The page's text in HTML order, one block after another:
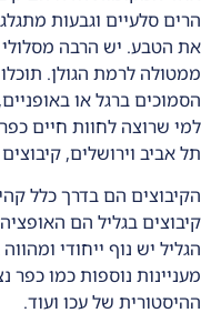
הרים סלעיים וגבעות
את הטבע. יש הרבה
ממטולה לרמת הגולן.
הסמוכים ברגל או
למי שרוצה לחוות חיים
תל אביב וירושלים,
הקיבוצים הם בדרך כלל
קיבוצים בגליל הם
הגליל יש נוף ייחודי
מעניינות נוספות כמו
ההיסטורית של עכו ועוד.